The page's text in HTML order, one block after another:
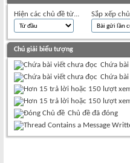
Hiện các chủ đề từ... Sắp xếp
Chú giải biểu tượng
Chứa
Chứa
Chủ đề đã đóng